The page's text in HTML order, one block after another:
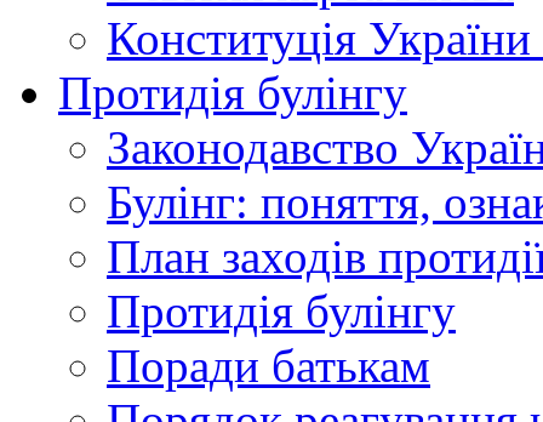
Конституція
Протидія булінгу
Законодавство
Булінг: поняття,
План заходів
Протидія булінгу
Поради батькам